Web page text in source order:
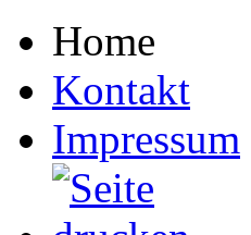
Home
Kontakt
Impressum